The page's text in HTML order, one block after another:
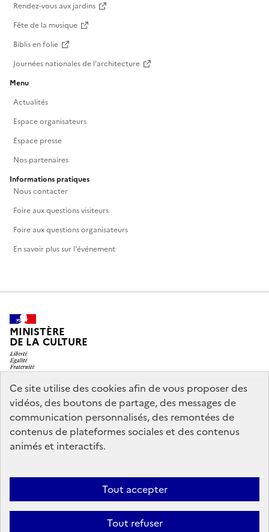
Ce site utilise des cookies afin de vous proposer des
vidéos, des boutons de partage, des messages de
communication personnalisés, des remontées de
contenus de plateformes sociales et des contenus
animés et interactifs.
Tout accepter
Tout refuser
Rendez-vous aux jardins
Fête de la musique
Biblis en folie
Journées nationales de l'architecture
Menu
Actualités
Espace organisateurs
Espace presse
Nos partenaires
Informations pratiques
Nous contacter
Foire aux questions visiteurs
Foire aux questions organisateurs
En savoir plus sur l'événement
MINISTÈRE
DE LA CULTURE
legifrance.gouv.fr
info.gouv.fr
service-public.gouv.fr
data.gouv.fr
Mentions légales
conforme
Politique d’utilisation des témoins de connexion